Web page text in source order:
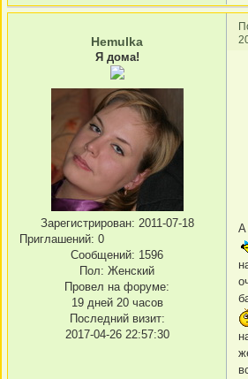
Hemulka
Я дома!
Зарегистрирован: 2011-07-18
Приглашений: 0
Сообщений: 1596
Пол: Женский
Провел на форуме:
19 дней 20 часов
Последний визит:
2017-04-26 22:57:30
А